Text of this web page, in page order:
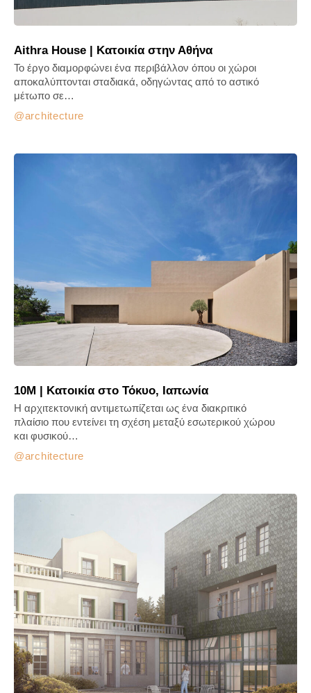
Aithra House | Κατοικία στην Αθήνα
architecture
Το έργο διαμορφώνει ένα περιβάλλον όπου οι χώροι
αποκαλύπτονται σταδιακά, οδηγώντας από το αστικό
μέτωπο σε…
10M | Κατοικία στο Τόκυο, Ιαπωνία
architecture
Η αρχιτεκτονική αντιμετωπίζεται ως ένα διακριτικό
πλαίσιο που εντείνει τη σχέση μεταξύ εσωτερικού χώρου
και φυσικού…